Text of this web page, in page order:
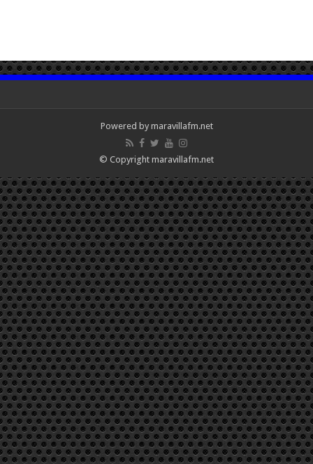
Powered by maravillafm.net
© Copyright maravillafm.net